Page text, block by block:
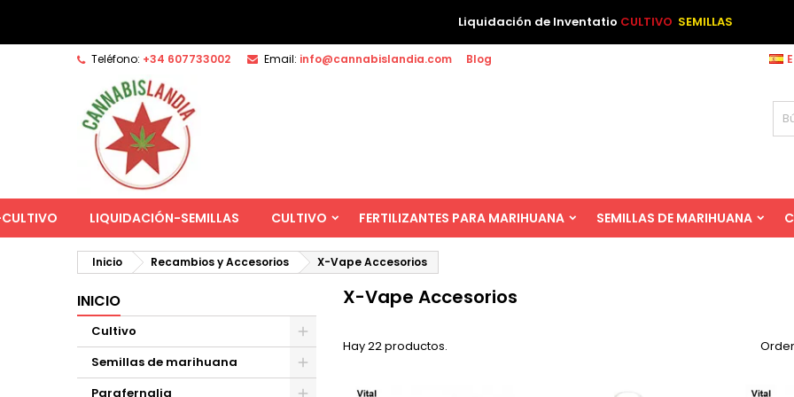
Liquidación de Inventatio CULTIVO SEMILLAS
Blog
Teléfono: +34 607733002 Email: info@cannabislandia.com
LIQUIDACIÓN-SEMILLAS CULTIVO FERTILIZANTES PARA MARIHUANA SEMILLAS DE MARIHUANA
Inicio Recambios y Accesorios X-Vape Accesorios
INICIO
Cultivo
Semillas de marihuana
Parafernalia
X-Vape Accesorios
Hay 22 productos.